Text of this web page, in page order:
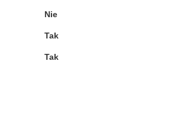
Nie
Tak
Tak